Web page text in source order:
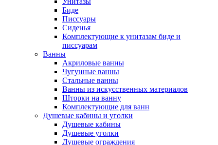
Биде
Писсуары
Сиденья
Комплектующие к унитазам биде и
писсуарам
Ванны
Акриловые ванны
Чугунные ванны
Стальные ванны
Ванны из искусственных материалов
Шторки на ванну
Комплектующие для ванн
Душевые кабины и уголки
Душевые кабины
Душевые уголки
Душевые ограждения